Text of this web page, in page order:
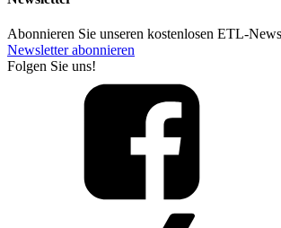
Abonnieren Sie unseren kostenlosen ETL-
Newsletter abonnieren
Folgen Sie uns!